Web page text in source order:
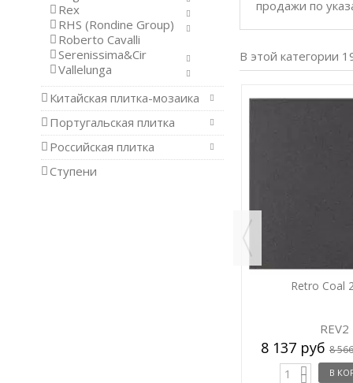
продажи по
В этой категории
Retro Coal
REV2
8 137 руб 8
В
Rex
RHS (Rondine Group)
Roberto Cavalli
Serenissima&Cir
Vallelunga
Китайская плитка-мозаика
Португальская плитка
Российская плитка
Ступени